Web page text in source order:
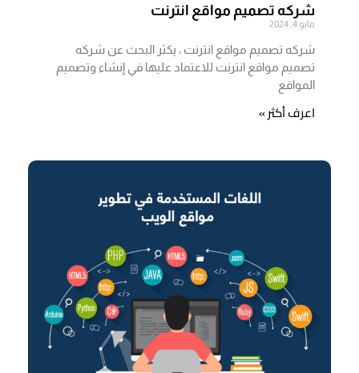
شركه تصميم مواقع انترنت
مايو 4, 2024
شركه تصميم مواقع انترنت ، يكثر البحث عن شركه
تصميم مواقع انترنت للاعتماد عليها في إنشاء وتصميم
المواقع
اعرف أكثر »